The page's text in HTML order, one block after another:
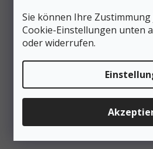
Sie können Ihre
Cookie-Einstellungen unten
oder widerrufen.